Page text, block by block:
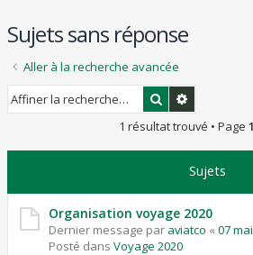
Sujets sans réponse
Aller à la recherche avancée
Rechercher
1 résultat trouvé • Page 1
Sujets
Organisation voyage 2020
Dernier message par aviatco « 07
Posté dans Voyage 2020